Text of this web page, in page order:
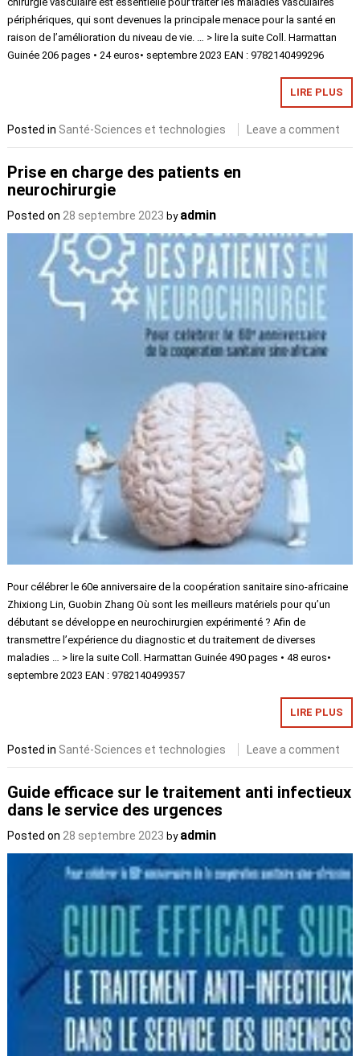
périphériques, qui sont devenues la principale menace pour la santé en
raison de l’amélioration du niveau de vie. … > lire la suite Coll. Harmattan
Guinée 206 pages • 24 euros• septembre 2023 EAN : 9782140499296
LIRE PLUS
Posted in Santé-Sciences et technologies Leave a comment
Prise en charge des patients en
neurochirurgie
Posted on28 septembre 2023 by admin
Pour célébrer le 60e anniversaire de la coopération sanitaire sino-africaine
Zhixiong Lin, Guobin Zhang Où sont les meilleurs matériels pour qu’un
débutant se développe en neurochirurgien expérimenté ? Afin de
transmettre l’expérience du diagnostic et du traitement de diverses
maladies … > lire la suite Coll. Harmattan Guinée 490 pages • 48 euros•
septembre 2023 EAN : 9782140499357
LIRE PLUS
Posted in Santé-Sciences et technologies Leave a comment
Guide efficace sur le traitement anti infectieux
dans le service des urgences
Posted on 28 septembre 2023 by admin